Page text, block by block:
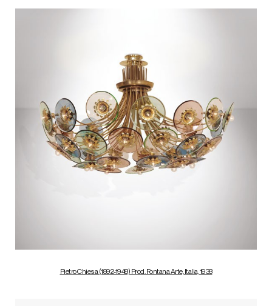
Pietro Chiesa (1892-1948) Prod. Fontana Arte, Italia, 1938